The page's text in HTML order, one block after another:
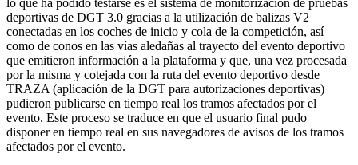
deportivas de DGT 3.0 gracias a la utilización de balizas V2
conectadas en los coches de inicio y cola de la competición, así
como de conos en las vías aledañas al trayecto del evento deportivo
que emitieron información a la plataforma y que, una vez procesada
por la misma y cotejada con la ruta del evento deportivo desde
TRAZA (aplicación de la DGT para autorizaciones deportivas)
pudieron publicarse en tiempo real los tramos afectados por el
evento. Este proceso se traduce en que el usuario final pudo
disponer en tiempo real en sus navegadores de avisos de los tramos
afectados por el evento.